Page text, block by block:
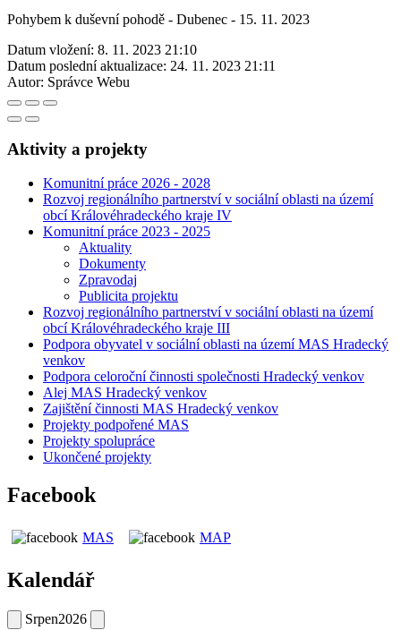
Pohybem k duševní pohodě - Dubenec - 15. 11. 2023
Datum vložení: 8. 11. 2023 21:10
Datum poslední aktualizace: 24. 11. 2023 21:11
Autor: Správce Webu
Aktivity a projekty
Komunitní práce 2026 - 2028
Rozvoj regionálního partnerství v sociální oblasti na území
obcí Královéhradeckého kraje IV
Komunitní práce 2023 - 2025
Aktuality
Dokumenty
Zpravodaj
Publicita projektu
Rozvoj regionálního partnerství v sociální oblasti na území
obcí Královéhradeckého kraje III
Podpora obyvatel v sociální oblasti na území MAS Hradecký
venkov
Podpora celoroční činnosti společnosti Hradecký venkov
Alej MAS Hradecký venkov
Zajištění činnosti MAS Hradecký venkov
Projekty podpořené MAS
Projekty spolupráce
Ukončené projekty
Facebook
MAS MAP
Kalendář
Srpen2026